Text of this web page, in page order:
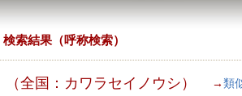
検索結果（呼称検索）
（全国：カワラセイノウシ） → 類